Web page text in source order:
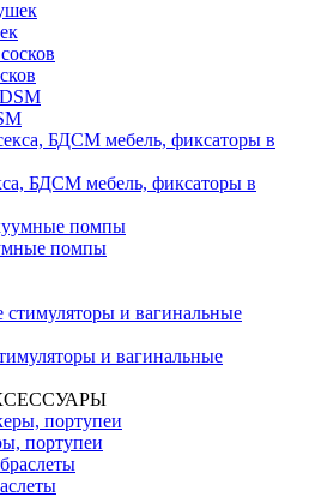
БДСМ мебель, фиксаторы в
помпы
и вагинальные
портупеи